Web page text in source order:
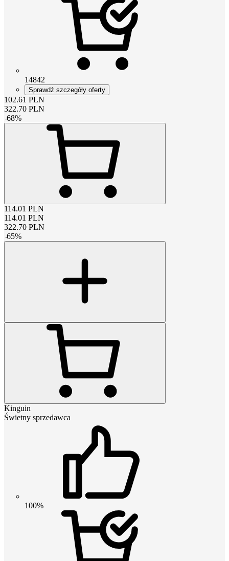
14842
Sprawdź szczegóły oferty
102.61 PLN
322.70 PLN
-68%
114.01 PLN
114.01 PLN
322.70 PLN
-65%
Kinguin
Świetny sprzedawca
100%